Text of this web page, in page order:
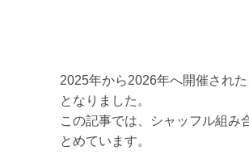
2025年から2026年へ開催され
となりました。
この記事では、シャッフル組み
とめています。